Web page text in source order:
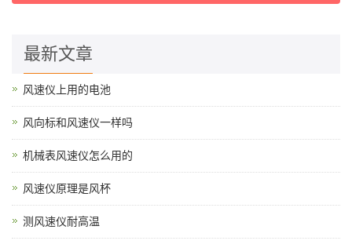
最新文章
风速仪上用的电池
风向标和风速仪一样吗
机械表风速仪怎么用的
风速仪原理是风杯
测风速仪耐高温